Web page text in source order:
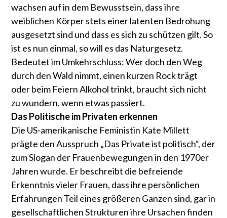
wachsen auf in dem Bewusstsein, dass ihre
weiblichen Körper stets einer latenten Bedrohung
ausgesetzt sind und dass es sich zu schützen gilt. So
ist es nun einmal, so will es das Naturgesetz.
Bedeutet im Umkehrschluss: Wer doch den Weg
durch den Wald nimmt, einen kurzen Rock trägt
oder beim Feiern Alkohol trinkt, braucht sich nicht
zu wundern, wenn etwas passiert.
Das Politische im Privaten erkennen
Die US-amerikanische Feministin Kate Millett
prägte den Ausspruch „Das Private ist politisch“, der
zum Slogan der Frauenbewegungen in den 1970er
Jahren wurde. Er beschreibt die befreiende
Erkenntnis vieler Frauen, dass ihre persönlichen
Erfahrungen Teil eines größeren Ganzen sind, gar in
gesellschaftlichen Strukturen ihre Ursachen finden